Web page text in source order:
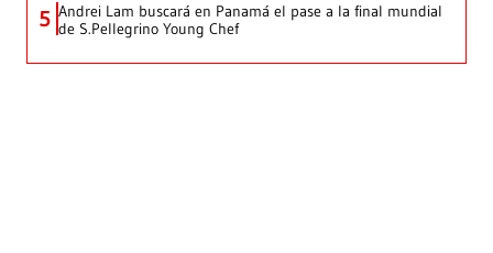
5 Andrei Lam buscará en Panamá el pase a la final mundial
de S.Pellegrino Young Chef